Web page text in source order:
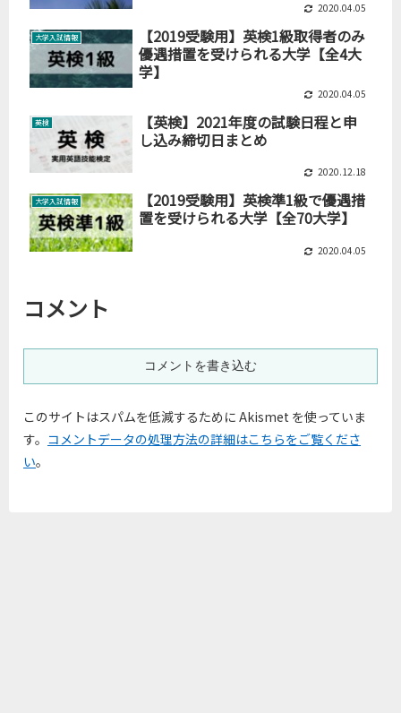
2020.04.05
大学入試情報
【2019受験用】英検1級取得者のみ
優遇措置を受けられる大学【全4大
学】
2020.04.05
英検
【英検】2021年度の試験日程と申
し込み締切日まとめ
2020.12.18
大学入試情報
【2019受験用】英検準1級で優遇措
置を受けられる大学【全70大学】
2020.04.05
コメント
コメントを書き込む
このサイトはスパムを低減するために Akismet を使っていま
す。 コメントデータの処理方法の詳細はこちらをご覧くださ
い。